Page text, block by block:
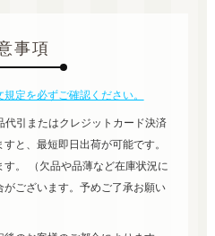
事項
定を必ずご確認ください。
代引またはクレジットカード決済
と、最短即日出荷が可能です。
。 （欠品や品薄など在庫状況に
ございます。予めご了承お願い